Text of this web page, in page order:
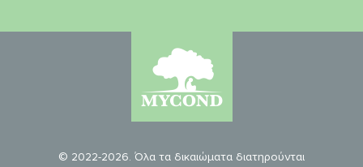
© 2022-2026. Όλα τα δικαιώματα διατηρούνται